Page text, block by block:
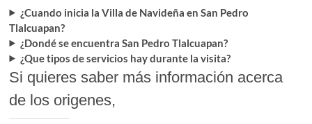
¿Cuando inicia la Villa de Navideña en San Pedro
Tlalcuapan?
¿Dondé se encuentra San Pedro Tlalcuapan?
¿Que tipos de servicios hay durante la visita?
Si quieres saber más información acerca
de los origenes,